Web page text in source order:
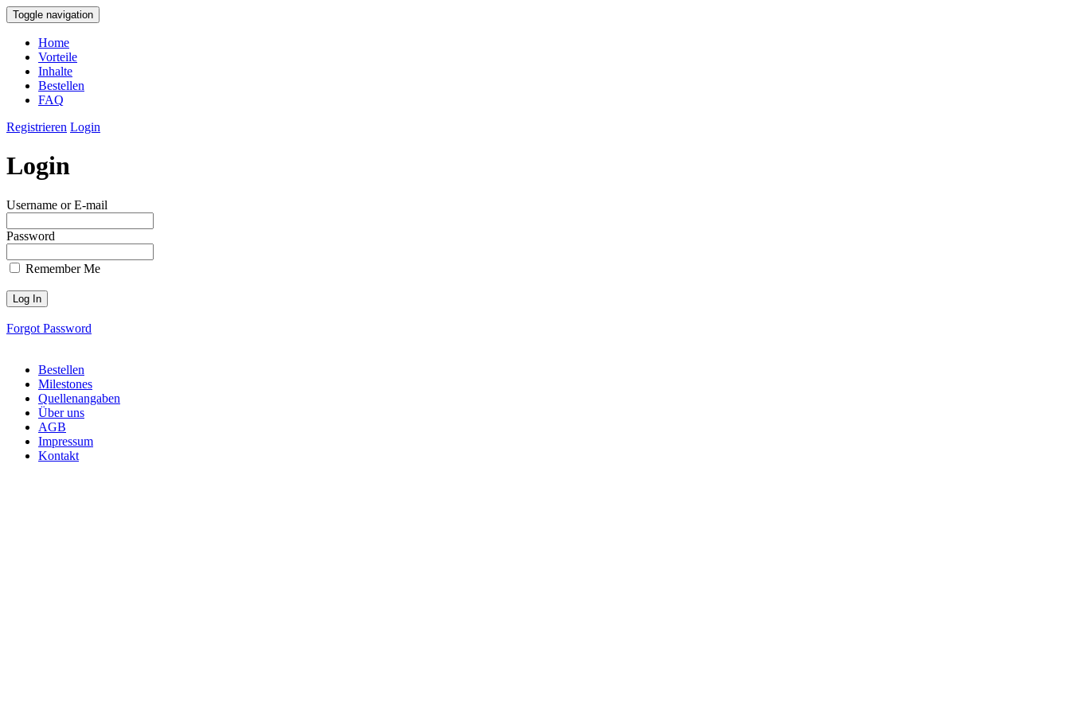
Toggle navigation
Home
Vorteile
Inhalte
Bestellen
FAQ
Registrieren Login
Login
Username or E-mail
Password
Remember Me
Forgot Password
Bestellen
Milestones
Quellenangaben
Über uns
AGB
Impressum
Kontakt